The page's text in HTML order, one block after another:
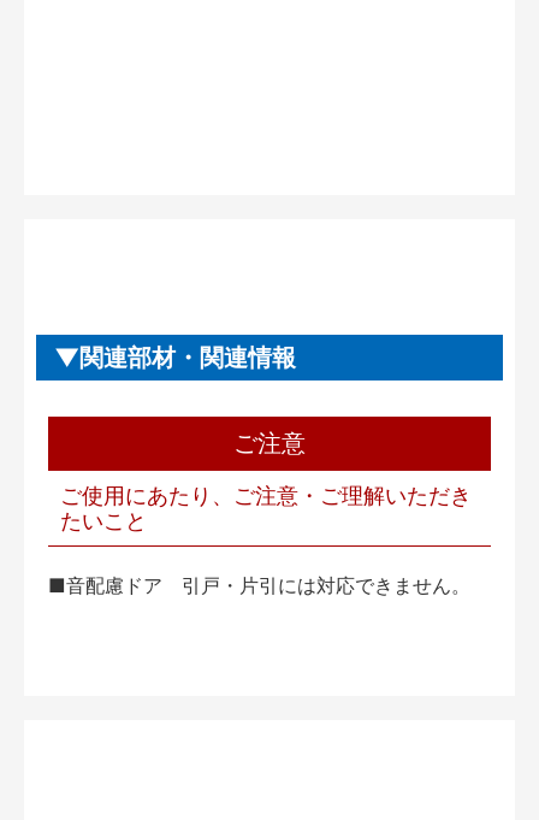
関連部材・関連情報
ご注意
ご使用にあたり、ご注意・ご理解いただき
たいこと
■音配慮ドア 引戸・片引には対応できません。